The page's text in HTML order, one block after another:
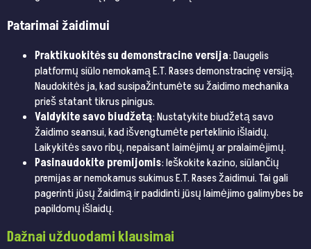
Patarimai žaidimui
Praktikuokitės su demonstracine versija: Daugelis
platformų siūlo nemokamą E.T. Rases demonstracinę versiją.
Naudokitės ja, kad susipažintumėte su žaidimo mechanika
prieš statant tikrus pinigus.
Valdykite savo biudžetą: Nustatykite biudžetą savo
žaidimo seansui, kad išvengtumėte perteklinio išlaidų.
Laikykitės savo ribų, nepaisant laimėjimų ar pralaimėjimų.
Pasinaudokite premijomis: Ieškokite kazino, siūlančių
premijas ar nemokamus sukimus E.T. Rases žaidimui. Tai gali
pagerinti jūsų žaidimą ir padidinti jūsų laimėjimo galimybes be
papildomų išlaidų.
Dažnai užduodami klausimai